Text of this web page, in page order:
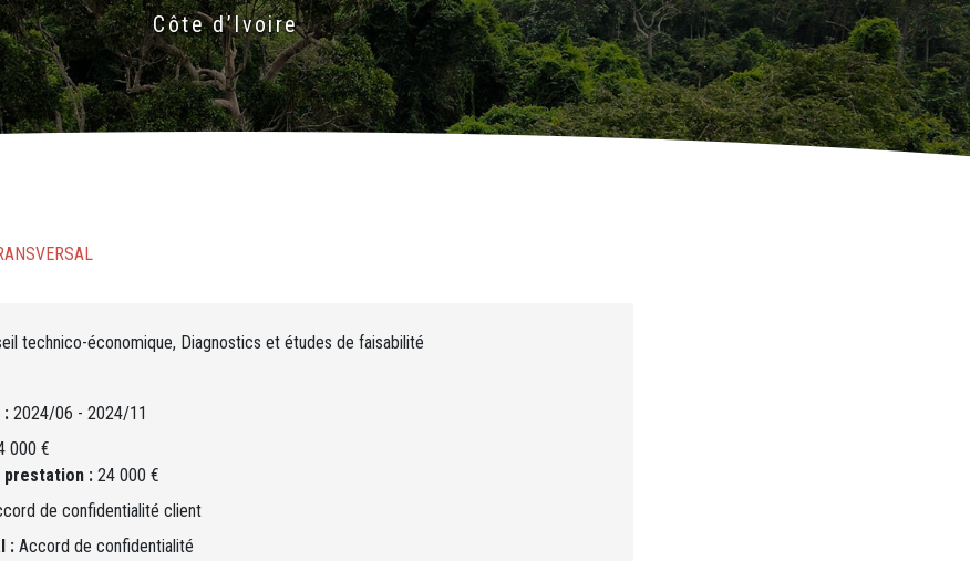
Côte d’Ivoire
technico-économique, Diagnostics et études de faisabilité
: 2024/06 - 2024/11
000 €
prestation : 24 000 €
de confidentialité client
: Accord de confidentialité